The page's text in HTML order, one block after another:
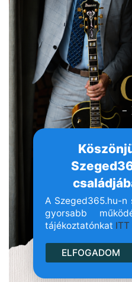
A Szeged365.hu-n
gyorsabb
tájékoztatónkat ITT
ELFOGADOM